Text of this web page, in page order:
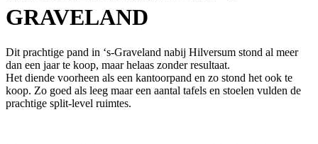
GRAVELAND
Dit prachtige pand in ‘s-Graveland nabij Hilversum stond al meer
dan een jaar te koop, maar helaas zonder resultaat.
Het diende voorheen als een kantoorpand en zo stond het ook te
koop. Zo goed als leeg maar een aantal tafels en stoelen vulden de
prachtige split-level ruimtes.